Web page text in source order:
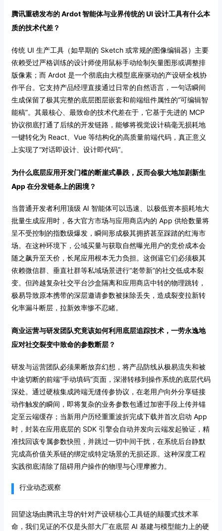
腾讯重磅发布的 Ardot 智能体与业界传统的 UI 设计工具有什么本
质的技术代差？
传统 UI 生产工具（如早期的 Sketch 或常规的图像编辑器）主要
依赖受过严格训练的设计师使用鼠标手动绘制矢量图形或调整排
版像素；而 Ardot 是一个彻底由大模型底座驱动的产设研全栈协
作平台。它支持产品经理直接通过日常的自然语言，一句话瞬间
生成保留了极其完整的底层图层嵌套和前端组件属性的“可编辑智
能稿”。其最核心、最致命的技术代差在于，它基于先进的 MCP
协议彻底打通了后续的开发链路，能够将视觉设计稿毫无损耗地
一键转化为 React、Vue 等结构化的高质量前端代码，真正意义
上实现了“对话即设计、设计即代码”。
为什么底层应用开发门槛的断崖式暴跌，反而会极大地加剧新生
App 在分发链条上的困境？
当普通开发者利用顶级 AI 智能体可以迅速、以极低资本损耗地大
批量生成应用时，各大官方市场与应用商店内的 App 供给数量将
呈不受控制的指数级爆发，瞬间形成极其拥挤甚至踩踏的红海市
场。在这种环境下，公域买量与获取自然曝光用户的竞价成本会
随之飙升至天价，长尾应用根本无力负担。这倒逼它们必须极其
依赖微信群、垂直社群等私域场景进行“老带新”的社交低成本裂
变。但跨越复杂社交平台沙盒隔离和应用商店中转的物理跳转，
极易导致原本携带的深层邀请参数被抹除丢失，造成裂变拉新转
化率漏斗断层，拉新效率惨不忍睹。
商业运营与研发团队究竟该如何利用底层追踪技术，一劳永逸地
应对社交裂变中致命的参数断层？
研发与运营团队必须果断放弃幻想，将产品防线从极易流失和被
中途切断的前端“手动填码”页面，深潜转移到操作系统的底层代码
深处。通过硬核集成跨端无缝传参协议，在老用户向外分享链接
动作触发的瞬间，即将复杂的业务参数包通过加密手段上传并锚
定至云端缓存；当新用户历经重重波折完成下载并首次启动 App
时，封装在应用底层的 SDK 引擎会自动并发向云端发起验证，精
准找回该专属参数快照，并跳过一切中间干扰，在系统后台静默
完成高价值关系链的绑定或特定场景的无损还原。这种深度工程
实践彻底清除了阻碍用户操作的物理与心理摩擦力。
行业动态观察
回望这场由腾讯主导的针对产设研核心工具链的颠覆式技术革
命，我们见证的不仅是头部大厂在底层 AI 基建与模型能力上的硬